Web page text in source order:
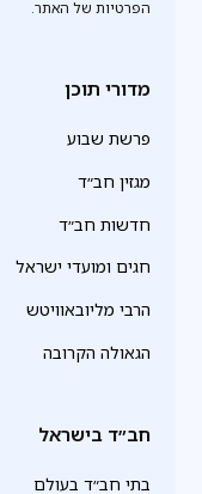
הפרטיות של האתר.
מדורי תוכן
פרשת שבוע
מגזין חב״ד
חדשות חב״ד
חגים ומועדי ישראל
הרבי מליובאוויטש
הגאולה הקרובה
חב״ד בישראל
בתי חב״ד בעולם